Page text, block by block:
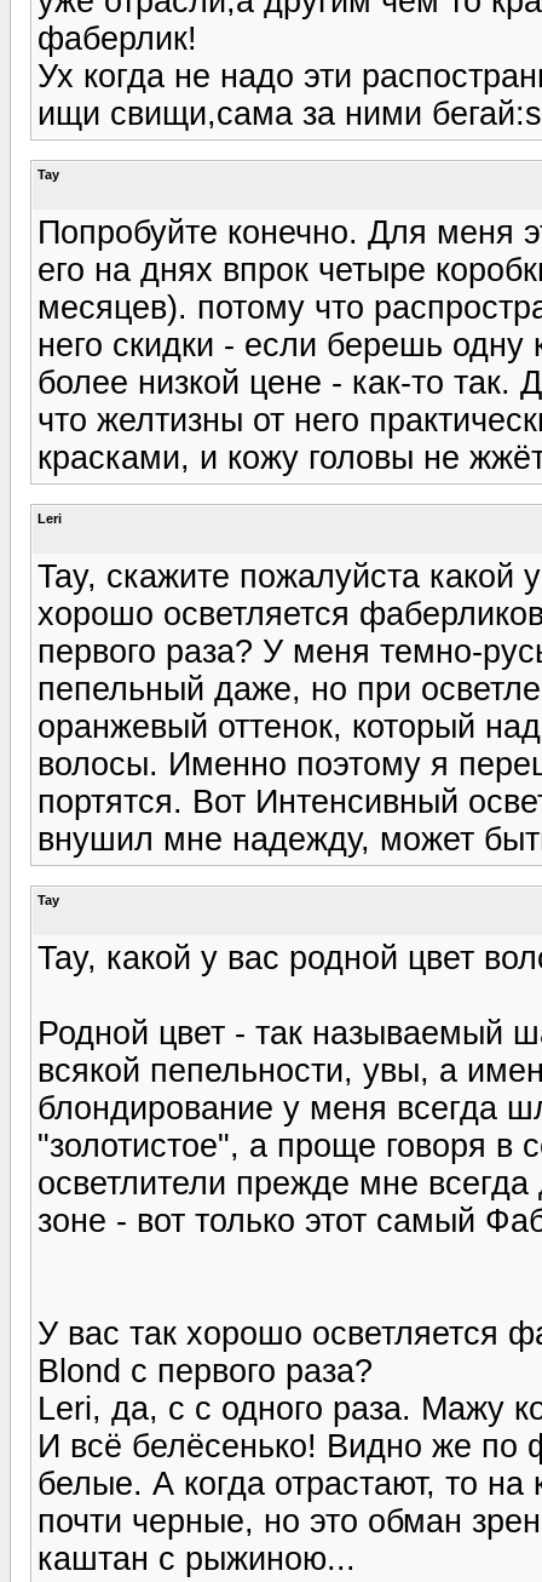
фаберлик!
Ух когда не надо эти
ищи свищи,сама за ними
Tay
Попробуйте конечно. Для меня
его на днях впрок четыре
месяцев). потому что
него скидки - если берешь одну
более низкой цене - как-то так.
что желтизны от него
красками, и кожу головы не
Leri
Tay, скажите пожалуйста какой
хорошо осветляется
первого раза? У меня темно-
пепельный даже, но при
оранжевый оттенок, который
волосы. Именно поэтому я
портятся. Вот Интенсивный
внушил мне надежду, может
Tay
Tay, какой у вас родной цвет
Родной цвет - так называемый
всякой пепельности, увы, а
блондирование у меня всегда
"золотистое", а проще говоря в
осветлители прежде мне
зоне - вот только этот самый
У вас так хорошо осветляется
Blond с первого раза?
Leri, да, с с одного раза. Мажу
И всё белёсенько! Видно же по
белые. А когда отрастают, то на
почти черные, но это обман
каштан с рыжиною...